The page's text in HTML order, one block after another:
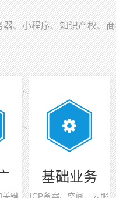
、小程序、知识产权、
关键
基础业务
ICP备案、空间、云服